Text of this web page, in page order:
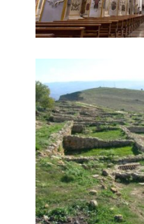
Sabucina